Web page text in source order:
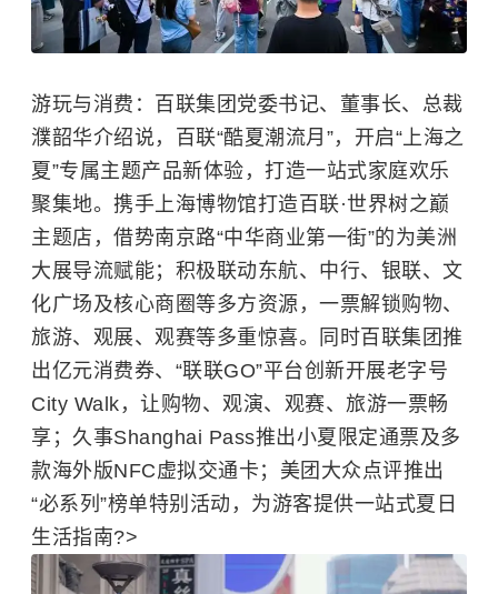
游玩与消费 ： 百联集团党委书记、董事长、总裁
濮韶华介绍说，百联“酷夏潮流月”，开启“上海之
夏”专属主题产品新体验，打造一站式家庭欢乐
聚集地。携手上海博物馆打造百联·世界树之巅
主题店，借势南京路“中华商业第一街”的为美洲
大展导流赋能；积极联动东航、中行、银联、文
化广场及核心商圈等多方资源，一票解锁购物、
旅游、观展、观赛等多重惊喜。同时百联集团推
出亿元消费券、“联联GO”平台创新开展老字号
City Walk，让购物、观演、观赛、旅游一票畅
享； 久事Shanghai Pass推出小夏限定通票及多
款海外版NFC虚拟交通卡；美团大众点评推出
“必系列”榜单特别活动，为游客提供一站式夏日
生活指南?>